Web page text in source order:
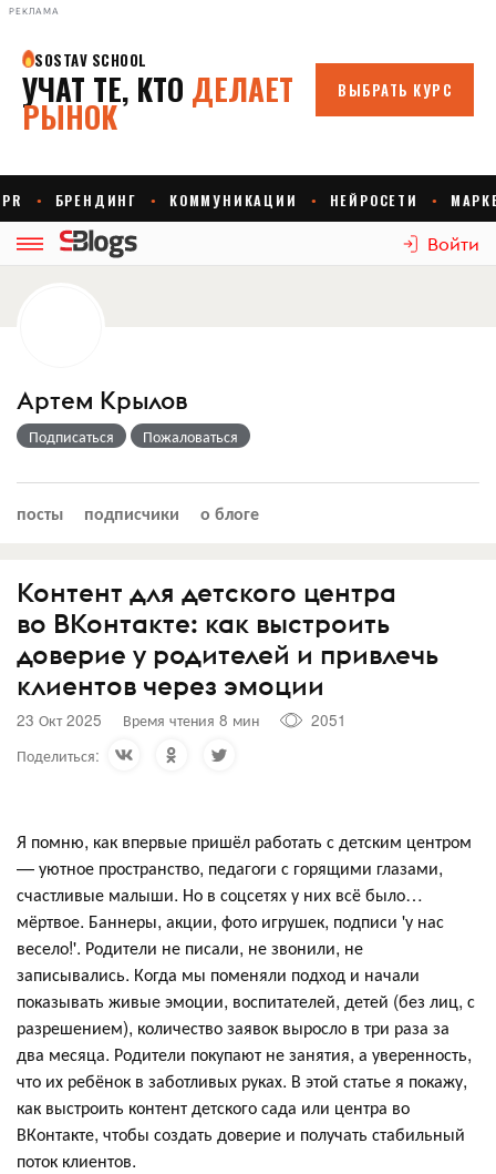
РЕКЛАМА
Войти
Артем Крылов
Подписаться Пожаловаться
посты подписчики о блоге
Контент для детского центра
во ВКонтакте: как выстроить
доверие у родителей и привлечь
клиентов через эмоции
23 Окт 2025 Время чтения 8 мин
2051
Поделиться:
Я помню, как впервые пришёл работать с детским центром
— уютное пространство, педагоги с горящими глазами,
счастливые малыши. Но в соцсетях у них всё было…
мёртвое. Баннеры, акции, фото игрушек, подписи 'у нас
весело!'. Родители не писали, не звонили, не
записывались. Когда мы поменяли подход и начали
показывать живые эмоции, воспитателей, детей (без лиц, с
разрешением), количество заявок выросло в три раза за
два месяца. Родители покупают не занятия, а уверенность,
что их ребёнок в заботливых руках. В этой статье я покажу,
как выстроить контент детского сада или центра во
ВКонтакте, чтобы создать доверие и получать стабильный
поток клиентов.